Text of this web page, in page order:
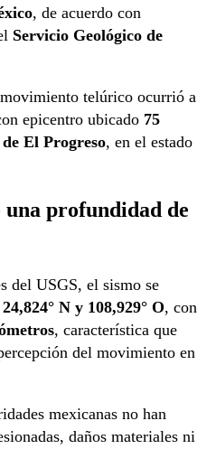
, de acuerdo con
Servicio Geológico de
telúrico ocurrió a
epicentro ubicado 75
El Progreso, en el estado
profundidad de
del USGS, el sismo se
24,824° N y 108,929° O, con
, característica que
del movimiento en
mexicanas no han
daños materiales ni